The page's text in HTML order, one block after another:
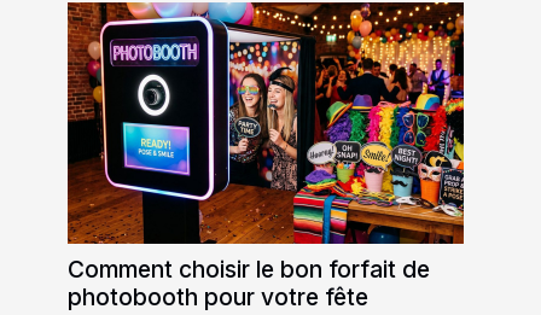
Comment choisir le bon forfait de
photobooth pour votre fête